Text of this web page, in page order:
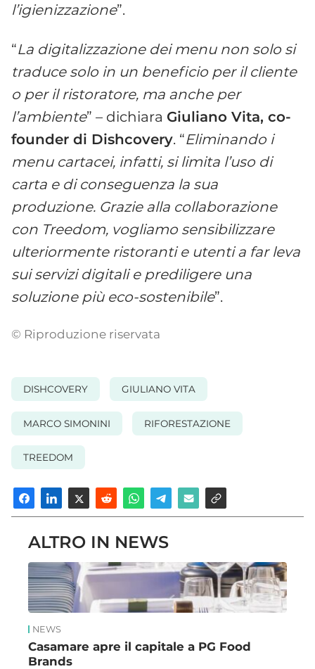
l’igienizzazione”.
“La digitalizzazione dei menu non solo si
traduce solo in un beneficio per il cliente
o per il ristoratore, ma anche per
l’ambiente” – dichiara Giuliano Vita, co-
founder di Dishcovery. “Eliminando i
menu cartacei, infatti, si limita l’uso di
carta e di conseguenza la sua
produzione. Grazie alla collaborazione
con Treedom, vogliamo sensibilizzare
ulteriormente ristoranti e utenti a far leva
sui servizi digitali e prediligere una
soluzione più eco-sostenibile”.
© Riproduzione riservata
DISHCOVERY GIULIANO VITA
MARCO SIMONINI RIFORESTAZIONE
TREEDOM
ALTRO IN NEWS
NEWS
Casamare apre il capitale a PG Food
Brands